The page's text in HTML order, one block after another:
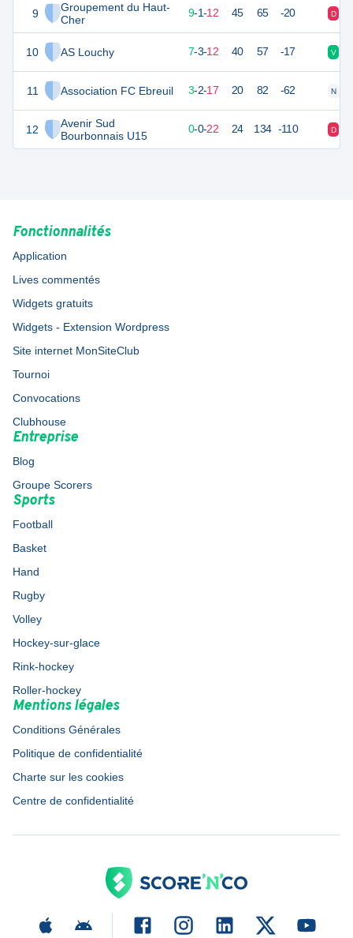
9
Groupement du Haut-
Cher
10 AS Louchy
11 Association FC Ebreuil
12
Avenir Sud
Bourbonnais U15
28 22 9-1-12 45 65 -20 D
7-3-12 40 57 -17 V
11 22 3-2-17 20 82 -62 N
0 0-0-22 24 134 -110 D
Fonctionnalités
Application
Lives commentés
Widgets gratuits
Widgets - Extension Wordpress
Site internet MonSiteClub
Tournoi
Convocations
Clubhouse
Entreprise
Blog
Groupe Scorers
Sports
Football
Basket
Hand
Rugby
Volley
Hockey-sur-glace
Rink-hockey
Roller-hockey
Mentions légales
Conditions Générales
Politique de confidentialité
Charte sur les cookies
Centre de confidentialité